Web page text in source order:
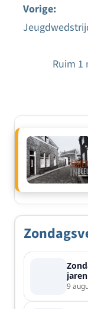
Bericht
Vorige:
Ruim 1
9